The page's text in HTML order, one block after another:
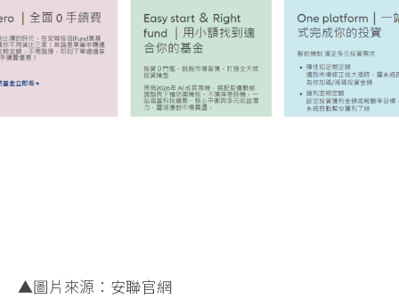
▲圖片來源：安聯官網